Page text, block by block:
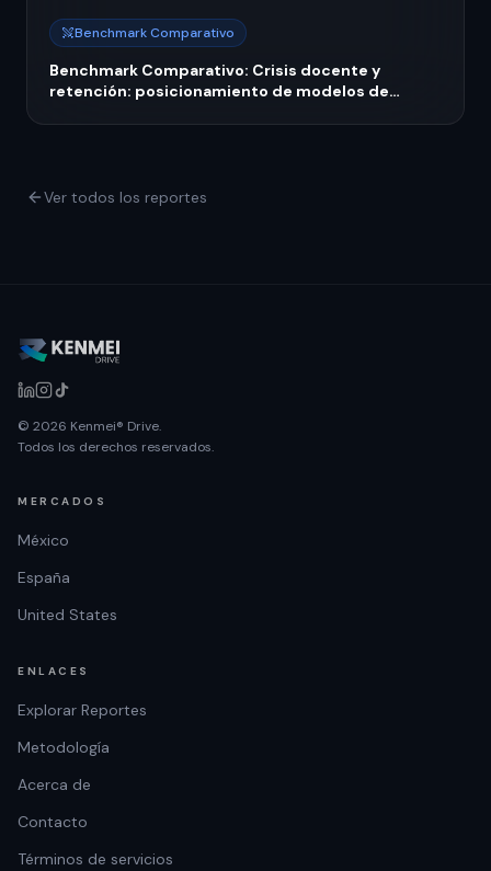
Benchmark Comparativo
Benchmark Comparativo: Crisis docente y
retención: posicionamiento de modelos de
Ver todos los reportes
© 2026 Kenmei® Drive.
Todos los derechos reservados.
MERCADOS
México
España
United States
ENLACES
Explorar Reportes
Metodología
Acerca de
Contacto
Términos de servicios